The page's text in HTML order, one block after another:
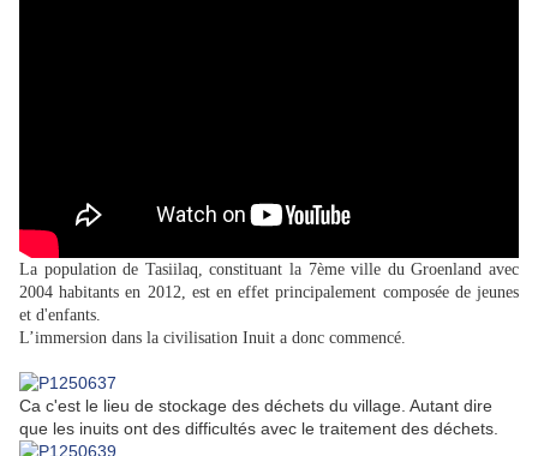
La population de Tasiilaq, constituant la 7ème ville du Groenland avec
2004 habitants en 2012, est en effet principalement composée de jeunes
et d'enfants.
L’immersion dans la civilisation Inuit a donc commencé.
Ca c'est le lieu de stockage des déchets du village. Autant dire
que les inuits ont des difficultés avec le traitement des déchets.